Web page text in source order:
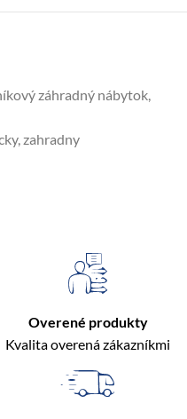
záhradný nábytok,
,zahradny
Overené produkty
Kvalita overená zákazníkmi